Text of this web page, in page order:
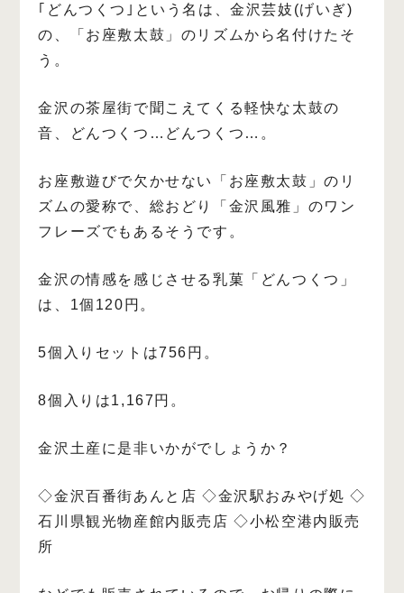
｢どんつくつ｣という名は、金沢芸妓(げいぎ)
の、「お座敷太鼓」のリズムから名付けたそ
う。
金沢の茶屋街で聞こえてくる軽快な太鼓の
音、どんつくつ…どんつくつ…。
お座敷遊びで欠かせない「お座敷太鼓」のリ
ズムの愛称で、総おどり「金沢風雅」のワン
フレーズでもあるそうです。
金沢の情感を感じさせる乳菓「どんつくつ」
は、1個120円。
5個入りセットは756円。
8個入りは1,167円。
金沢土産に是非いかがでしょうか？
◇金沢百番街あんと店 ◇金沢駅おみやげ処 ◇
石川県観光物産館内販売店 ◇小松空港内販売
所